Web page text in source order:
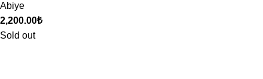
Abiye
2,200.00₺
Sold out